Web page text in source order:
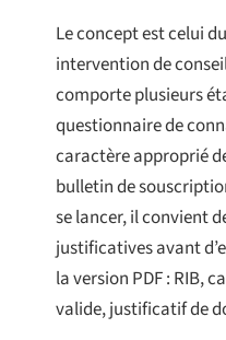
Le concept est celui
intervention de
comporte plusieurs
questionnaire de
caractère approprié
bulletin de
se lancer, il convient
justificatives avant
la version PDF : RIB,
valide, justificatif de